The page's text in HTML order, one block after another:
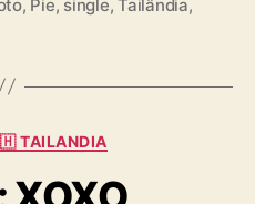
, Pie, single,Tailândia,
C
t
TAILANDIA